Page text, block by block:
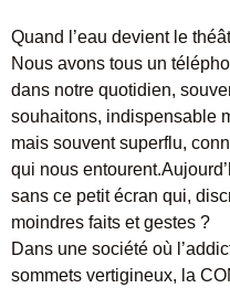
Quand l’eau devient le
Nous avons tous un
dans notre quotidien,
souhaitons, indispensable
mais souvent superflu,
qui nous
sans ce petit écran qui,
moindres faits et gestes ?
Dans une société où
sommets vertigineux, la